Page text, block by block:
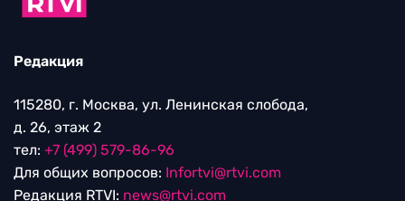
Редакция
115280, г. Москва, ул. Ленинская слобода,
д. 26, этаж 2
тел: +7 (499) 579-86-96
Для общих вопросов: Infortvi@rtvi.com
Редакция RTVI: news@rtvi.com